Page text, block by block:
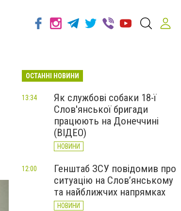
ОСТАННІ НОВИНИ
Як службові собаки 18-ї
Слов'янської бригади
працюють на Донеччині
(ВІДЕО)
НОВИНИ
13:34
Генштаб ЗСУ повідомив про
ситуацію на Слов’янському
та найближчих напрямках
НОВИНИ
12:00